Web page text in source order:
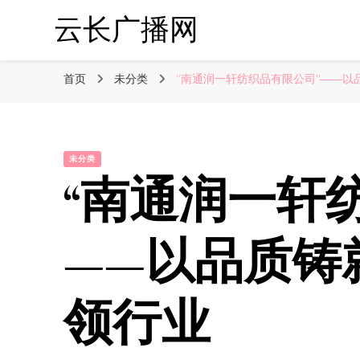
云长广播网
首页 未分类 “南通润一轩纺织品有限公司”——以
未分类
“南通润一轩
——以品质铸
领行业